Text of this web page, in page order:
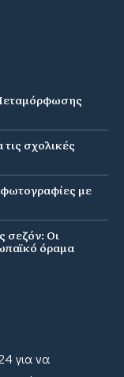
σχολικές
με
σεζόν: Οι
όραμα
για να